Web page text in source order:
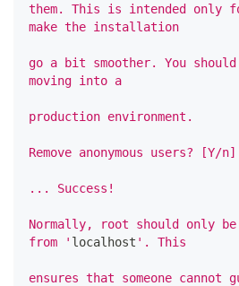
them. This is intended only
make the installation
go a bit smoother. You should
moving into a
production environment.
Remove anonymous users? [Y/
... Success!
Normally, root should only
from ' localhost '. This
ensures that someone cannot